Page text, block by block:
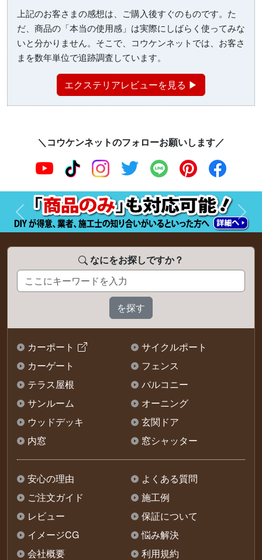
上記のお客さまの感想は、ご購入後すぐのものです。た
だ、商品の「本当の使用感」は実際にしばらく使ってみな
いと分かりません。そこで、コウケンネットでは、お客さ
まを数年単位で追跡調査しています。
エクステリアレビューを見る ▶
＼コウケンネットのフォローお願いします／
前へ 次へ
なにをお探しですか？
カーポート
サイクルポート
カーゲート
フェンス
テラス屋根
バルコニー
サンルーム
オーニング
ウッドデッキ
玄関ドア
内窓
窓シャッター
安心の理由
よくある質問
ご注文ガイド
施工例
レビュー
保証について
イメージCG
悩み解決
会社概要
利用規約